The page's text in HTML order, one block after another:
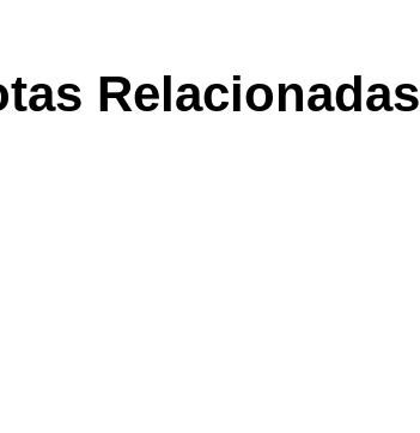
Relacionadas